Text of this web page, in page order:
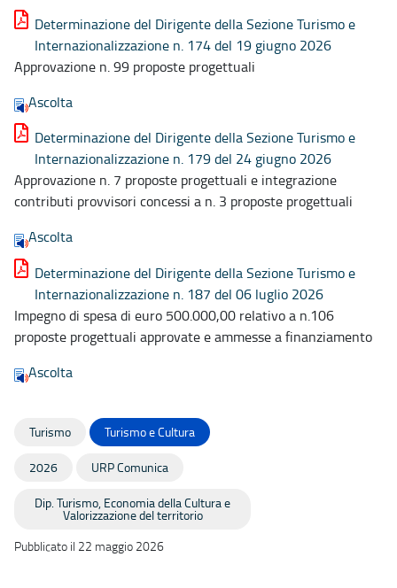
Determinazione del Dirigente della Sezione Turismo e
Internazionalizzazione n. 174 del 19 giugno 2026
Approvazione n. 99 proposte progettuali
Ascolta
Determinazione del Dirigente della Sezione Turismo e
Internazionalizzazione n. 179 del 24 giugno 2026
Approvazione n. 7 proposte progettuali e integrazione
contributi provvisori concessi a n. 3 proposte progettuali
Ascolta
Determinazione del Dirigente della Sezione Turismo e
Internazionalizzazione n. 187 del 06 luglio 2026
Impegno di spesa di euro 500.000,00 relativo a n.106
proposte progettuali approvate e ammesse a finanziamento
Ascolta
Turismo Turismo e Cultura
2026 URP Comunica
Dip. Turismo, Economia della Cultura e
Valorizzazione del territorio
Pubblicato il 22 maggio 2026